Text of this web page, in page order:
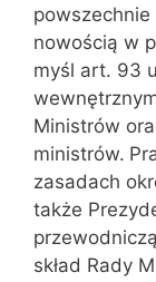
nowością w
myśl art. 93
Ministrów
ministrów.
zasadach
także
skład Rady